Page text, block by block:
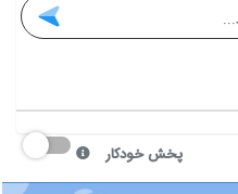
پخش خودکار